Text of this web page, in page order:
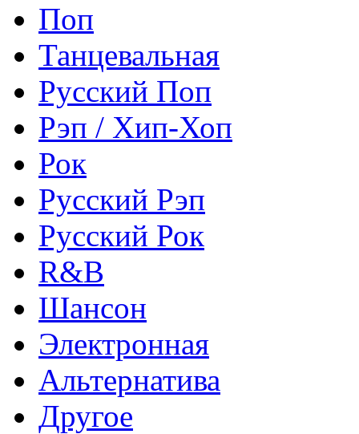
Поп
Танцевальная
Русский Поп
Рэп / Хип-Хоп
Рок
Русский Рэп
Русский Рок
R&B
Шансон
Электронная
Альтернатива
Другое